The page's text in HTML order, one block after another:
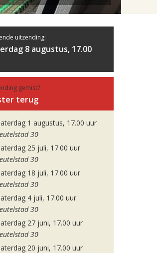
uitzending:
8 augustus, 17.00
gemist?
terug
1 augustus, 17.00 uur
30
25 juli, 17.00 uur
30
18 juli, 17.00 uur
30
4 juli, 17.00 uur
30
27 juni, 17.00 uur
30
20 juni, 17.00 uur